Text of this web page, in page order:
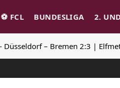
⚽️ FCL BUNDESLIGA 2.
- Düsseldorf – Bremen 2:3 |